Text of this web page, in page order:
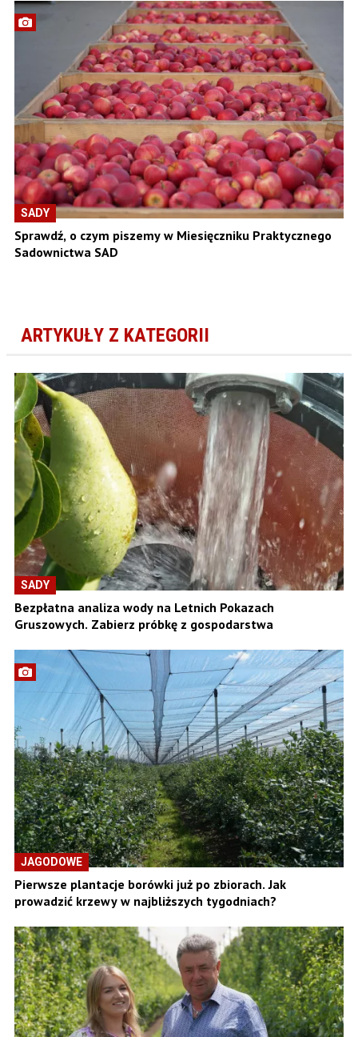
SADY
Sprawdź, o czym piszemy w Miesięczniku Praktycznego
Sadownictwa SAD
ARTYKUŁY Z KATEGORII
SADY
Bezpłatna analiza wody na Letnich Pokazach
Gruszowych. Zabierz próbkę z gospodarstwa
JAGODOWE
Pierwsze plantacje borówki już po zbiorach. Jak
prowadzić krzewy w najbliższych tygodniach?